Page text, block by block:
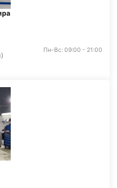
Пн-Вс: 09:00 - 21:00